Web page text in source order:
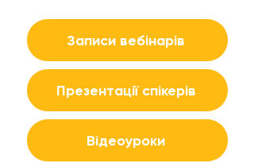
Записи вебінарів
Презентації спікерів
Відеоуроки